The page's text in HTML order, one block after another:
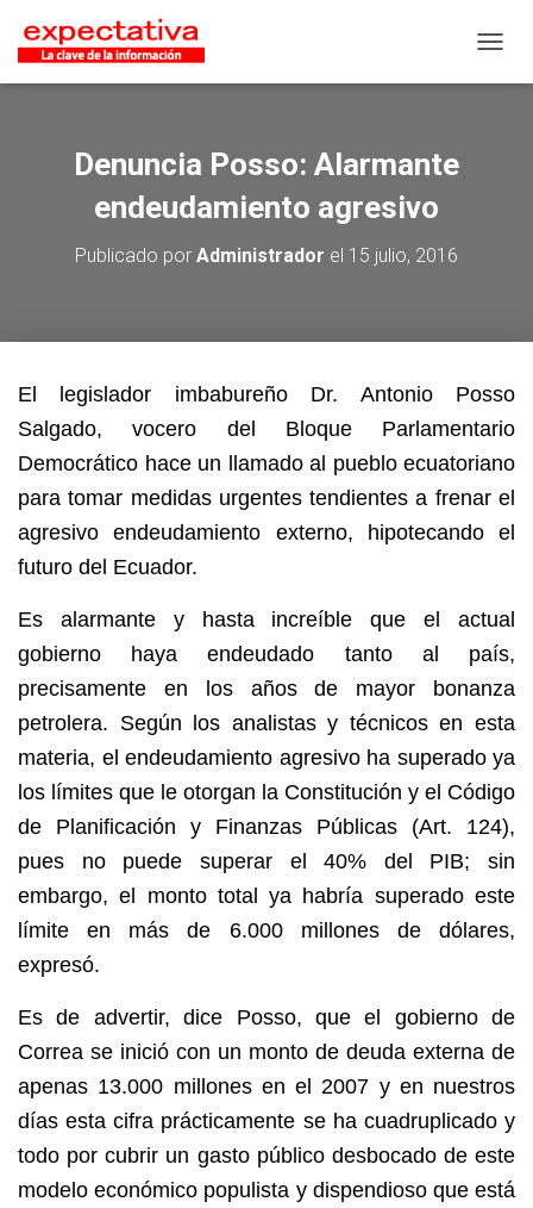
Denuncia Posso: Alarmante
endeudamiento agresivo
Publicado por Administrador el 15 julio, 2016
El legislador imbabureño Dr. Antonio Posso
Salgado, vocero del Bloque Parlamentario
Democrático hace un llamado al pueblo ecuatoriano
para tomar medidas urgentes tendientes a frenar el
agresivo endeudamiento externo, hipotecando el
futuro del Ecuador.
Es alarmante y hasta increíble que el actual
gobierno haya endeudado tanto al país,
precisamente en los años de mayor bonanza
petrolera. Según los analistas y técnicos en esta
materia, el endeudamiento agresivo ha superado ya
los límites que le otorgan la Constitución y el Código
de Planificación y Finanzas Públicas (Art. 124),
pues no puede superar el 40% del PIB; sin
embargo, el monto total ya habría superado este
límite en más de 6.000 millones de dólares,
expresó.
Es de advertir, dice Posso, que el gobierno de
Correa se inició con un monto de deuda externa de
apenas 13.000 millones en el 2007 y en nuestros
días esta cifra prácticamente se ha cuadruplicado y
todo por cubrir un gasto público desbocado de este
modelo económico populista y dispendioso que está